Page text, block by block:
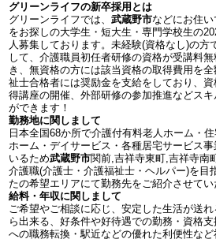
グリーンライフの新卒採用とは
グリーンライフでは、武蔵野市などにお住
をお探しの大学生・短大生・専門学校生の
人募集しております。未経験(資格なし)の方
して、介護職員初任者研修の資格が受講料
き、無資格の方には該当資格の取得費用を
祉士合格者には奨励金を支給をしており、
得講座の開催、外部研修の参加推進などス
ができます！
勤務地に関しまして
日本全国68か所で介護付有料老人ホーム・
ホーム・デイサービス・各種居宅サービス
いるため武蔵野市関前,吉祥寺東町,吉祥寺南
介護職(介護士・介護福祉士・ヘルパー)を目
たの希望エリアにて勤務先をご紹介させてい
給料・年収に関しまして
ご希望やご相談に応じ、安定した生活が送
ら出来る、好条件や好待遇での勤務・資格
への職務転換・駅近などの優れた利便性な